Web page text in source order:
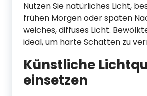
Nutzen Sie natürliches Licht,
frühen Morgen oder späten
weiches, diffuses Licht.
ideal, um harte Schatten zu
Künstliche
einsetzen